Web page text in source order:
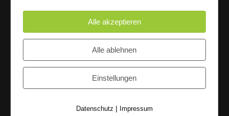
Letzte Beiträge
60 Jahre WG UNITAS eG [Scholz & Heinz]
9. Oktober 2017
FLAMINGOCAT Premium Collection [Susann
Alle akzeptieren
Alle ablehnen
Einstellungen
Datenschutz | Impressum